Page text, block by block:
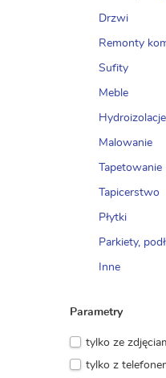
Drzwi
Remonty
Sufity
Meble
Hydroizolacje
Malowanie
Tapetowanie
Tapicerstwo
Płytki
Parkiety,
Inne
Parametry
tylko ze
tylko z